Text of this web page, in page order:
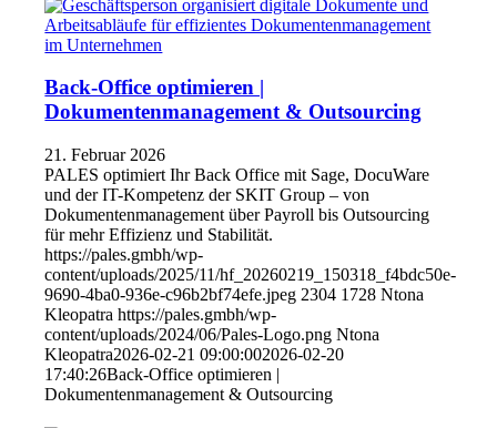
Back-Office optimieren |
Dokumentenmanagement & Outsourcing
21. Februar 2026
PALES optimiert Ihr Back Office mit Sage, DocuWare
und der IT-Kompetenz der SKIT Group – von
Dokumentenmanagement über Payroll bis Outsourcing
für mehr Effizienz und Stabilität.
https://pales.gmbh/wp-
content/uploads/2025/11/hf_20260219_150318_f4bdc50e-
9690-4ba0-936e-c96b2bf74efe.jpeg 2304 1728 Ntona
Kleopatra https://pales.gmbh/wp-
content/uploads/2024/06/Pales-Logo.png Ntona
Kleopatra2026-02-21 09:00:002026-02-20
17:40:26Back-Office optimieren |
Dokumentenmanagement & Outsourcing